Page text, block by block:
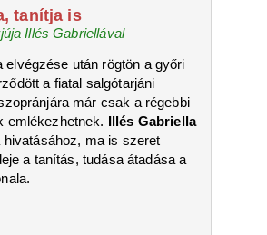
tanítja is
Illés Gabriellával
elvégzése után rögtön a győri
a fiatal salgótarjáni
már csak a régebbi
emlékezhetnek. Illés Gabriella
hivatásához, ma is szeret
a tanítás, tudása átadása a